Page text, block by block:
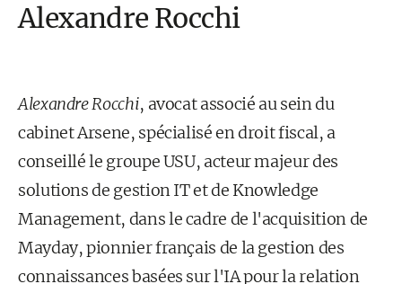
Alexandre Rocchi
Alexandre Rocchi, avocat associé au sein du
cabinet Arsene, spécialisé en droit fiscal, a
conseillé le groupe USU, acteur majeur des
solutions de gestion IT et de Knowledge
Management, dans le cadre de l'acquisition de
Mayday, pionnier français de la gestion des
connaissances basées sur l'IA pour la relation